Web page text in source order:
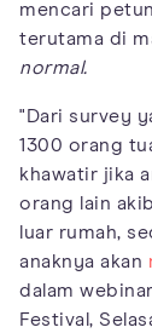
mencari
terutama di
normal.
"Dari survey
1300 orang
khawatir jika
orang lain
luar rumah,
anaknya akan
dalam
Festival,